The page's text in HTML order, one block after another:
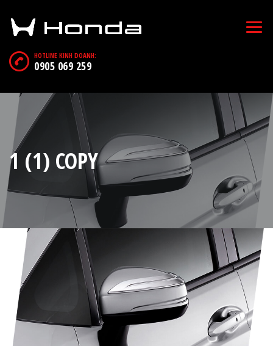
HOTLINE KINH DOANH:
0905 069 259
1 (1) COPY